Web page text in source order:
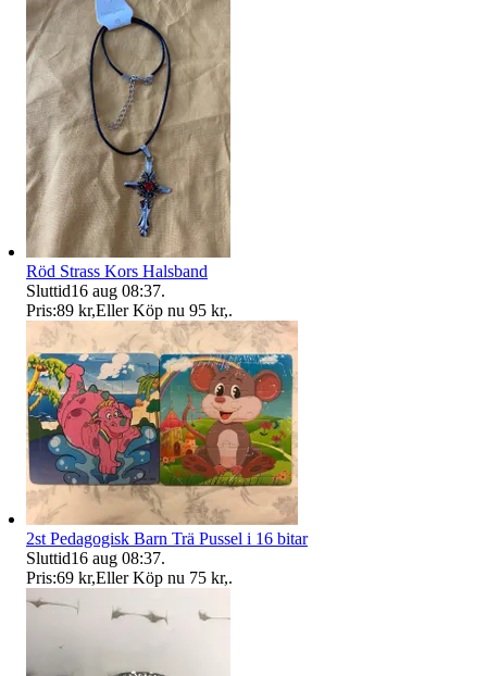
Röd Strass Kors Halsband
Sluttid16 aug 08:37.
Pris:89 kr,Eller Köp nu 95 kr,.
2st Pedagogisk Barn Trä Pussel i 16 bitar
Sluttid16 aug 08:37.
Pris:69 kr,Eller Köp nu 75 kr,.